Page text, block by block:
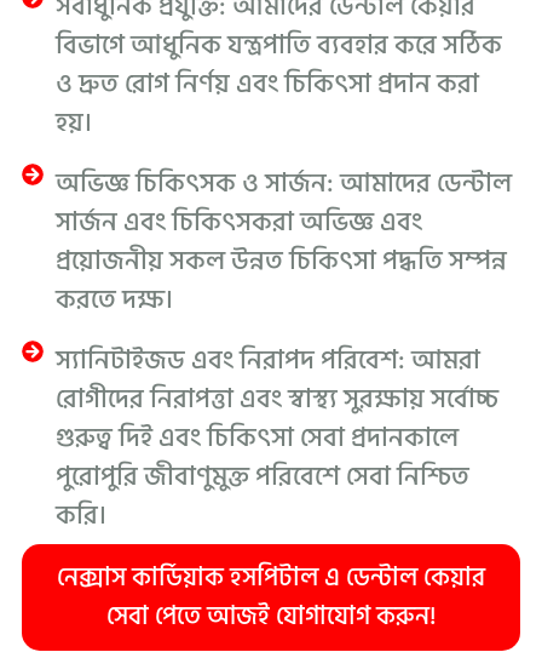
বিভাগে আধুনিক যন্ত্রপাতি ব্যবহার করে সঠিক
ও দ্রুত রোগ নির্ণয় এবং চিকিৎসা প্রদান করা
হয়।
অভিজ্ঞ চিকিৎসক ও সার্জন: আমাদের ডেন্টাল
সার্জন এবং চিকিৎসকরা অভিজ্ঞ এবং
প্রয়োজনীয় সকল উন্নত চিকিৎসা পদ্ধতি সম্পন্ন
করতে দক্ষ।
স্যানিটাইজড এবং নিরাপদ পরিবেশ: আমরা
রোগীদের নিরাপত্তা এবং স্বাস্থ্য সুরক্ষায় সর্বোচ্চ
গুরুত্ব দিই এবং চিকিৎসা সেবা প্রদানকালে
পুরোপুরি জীবাণুমুক্ত পরিবেশে সেবা নিশ্চিত
করি।
নেক্সাস কার্ডিয়াক হসপিটাল এ ডেন্টাল কেয়ার
সেবা পেতে আজই যোগাযোগ করুন!